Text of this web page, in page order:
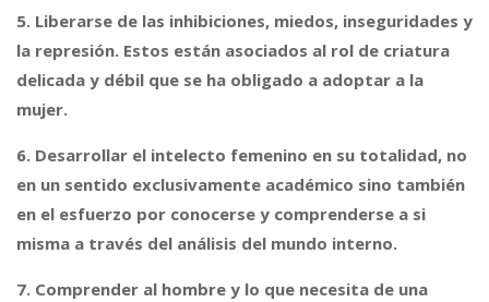
5. Liberarse de las inhibiciones, miedos, inseguridades y
la represión. Estos están asociados al rol de criatura
delicada y débil que se ha obligado a adoptar a la
mujer.
6. Desarrollar el intelecto femenino en su totalidad, no
en un sentido exclusivamente académico sino también
en el esfuerzo por conocerse y comprenderse a si
misma a través del análisis del mundo interno.
7. Comprender al hombre y lo que necesita de una